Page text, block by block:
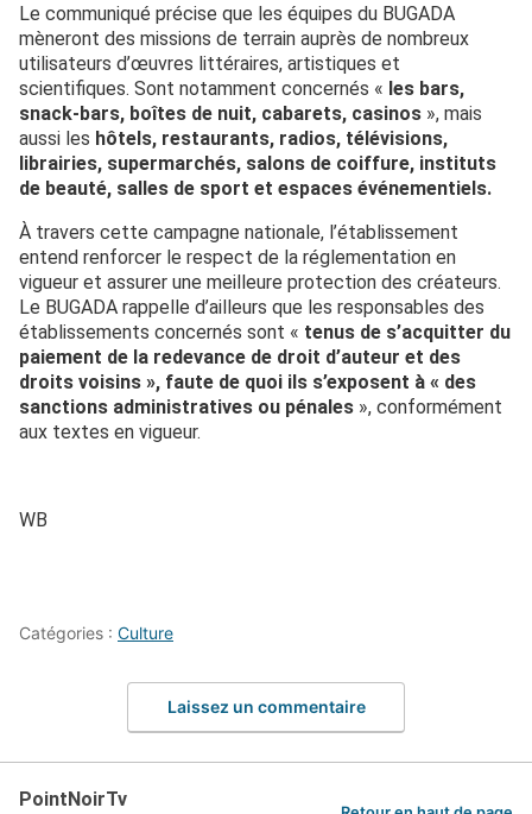
Le communiqué précise que les équipes du BUGADA
mèneront des missions de terrain auprès de nombreux
utilisateurs d’œuvres littéraires, artistiques et
scientifiques. Sont notamment concernés « les bars,
snack-bars, boîtes de nuit, cabarets, casinos », mais
aussi les hôtels, restaurants, radios, télévisions,
librairies, supermarchés, salons de coiffure, instituts
de beauté, salles de sport et espaces événementiels.
À travers cette campagne nationale, l’établissement
entend renforcer le respect de la réglementation en
vigueur et assurer une meilleure protection des créateurs.
Le BUGADA rappelle d’ailleurs que les responsables des
établissements concernés sont « tenus de s’acquitter du
paiement de la redevance de droit d’auteur et des
droits voisins », faute de quoi ils s’exposent à « des
sanctions administratives ou pénales », conformément
aux textes en vigueur.
WB
Catégories : Culture
Laissez un commentaire
PointNoirTv